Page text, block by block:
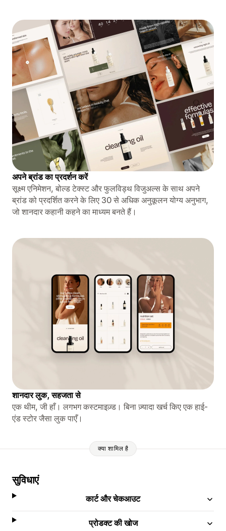
अपने ब्रांड का प्रदर्शन करें
सूक्ष्म एनिमेशन, बोल्ड टेक्स्ट और फुलविड्थ विजुअल्स के साथ अपने
ब्रांड को प्रदर्शित करने के लिए 30 से अधिक अनुकूलन योग्य अनुभाग,
जो शानदार कहानी कहने का माध्यम बनते हैं।
शानदार लुक, सहजता से
एक थीम, जी हाँ। लगभग कस्टमाइज़्ड। बिना ज़्यादा खर्च किए एक हाई-
एंड स्टोर जैसा लुक पाएँ।
क्या शामिल है
सुविधाएं
कार्ट और चेकआउट
प्रोडक्ट की खोज